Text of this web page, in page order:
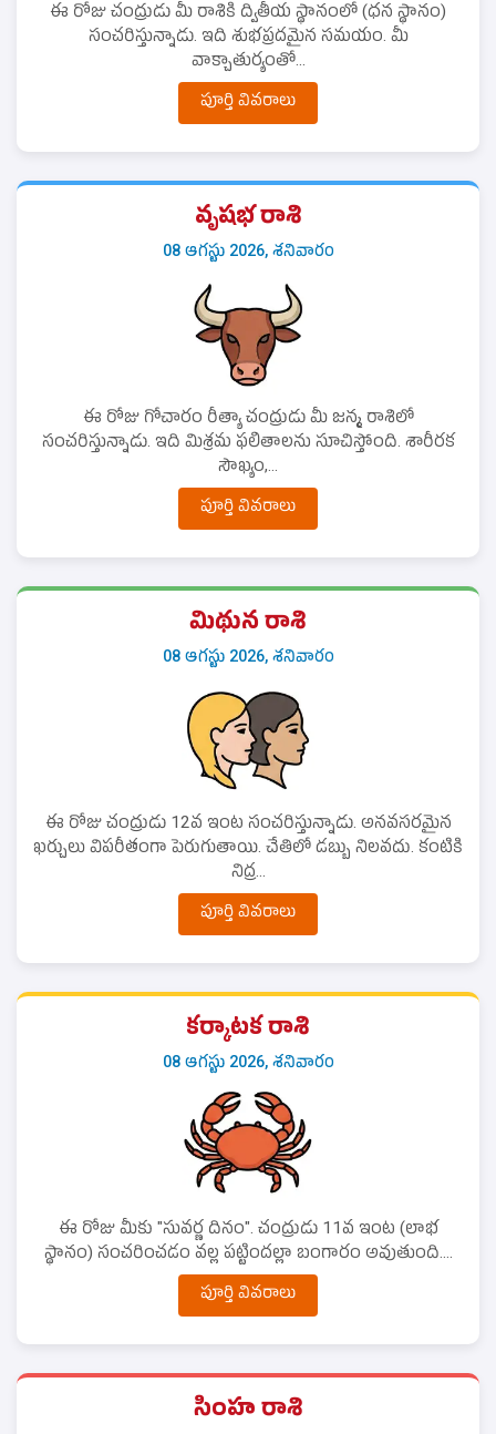
ఈ రోజు చంద్రుడు మీ రాశికి ద్వితీయ స్థానంలో (ధన స్థానం)
సంచరిస్తున్నాడు. ఇది శుభప్రదమైన సమయం. మీ
వాక్చాతుర్యంతో...
పూర్తి వివరాలు
వృషభ రాశి
08 ఆగస్టు 2026, శనివారం
ఈ రోజు గోచారం రీత్యా చంద్రుడు మీ జన్మ రాశిలో
సంచరిస్తున్నాడు. ఇది మిశ్రమ ఫలితాలను సూచిస్తోంది. శారీరక
సౌఖ్యం,...
పూర్తి వివరాలు
మిథున రాశి
08 ఆగస్టు 2026, శనివారం
ఈ రోజు చంద్రుడు 12వ ఇంట సంచరిస్తున్నాడు. అనవసరమైన
ఖర్చులు విపరీతంగా పెరుగుతాయి. చేతిలో డబ్బు నిలవదు. కంటికి
నిద్ర...
పూర్తి వివరాలు
కర్కాటక రాశి
08 ఆగస్టు 2026, శనివారం
ఈ రోజు మీకు "సువర్ణ దినం". చంద్రుడు 11వ ఇంట (లాభ
స్థానం) సంచరించడం వల్ల పట్టిందల్లా బంగారం అవుతుంది....
పూర్తి వివరాలు
సింహ రాశి